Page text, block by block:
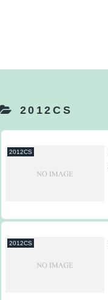
2012CS
2012CS
2012CS